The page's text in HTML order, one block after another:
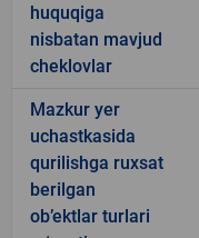
huquqiga
nisbatan mavjud
cheklovlar
Mazkur yer
uchastkasida
qurilishga ruxsat
berilgan
ob’ektlar turlari